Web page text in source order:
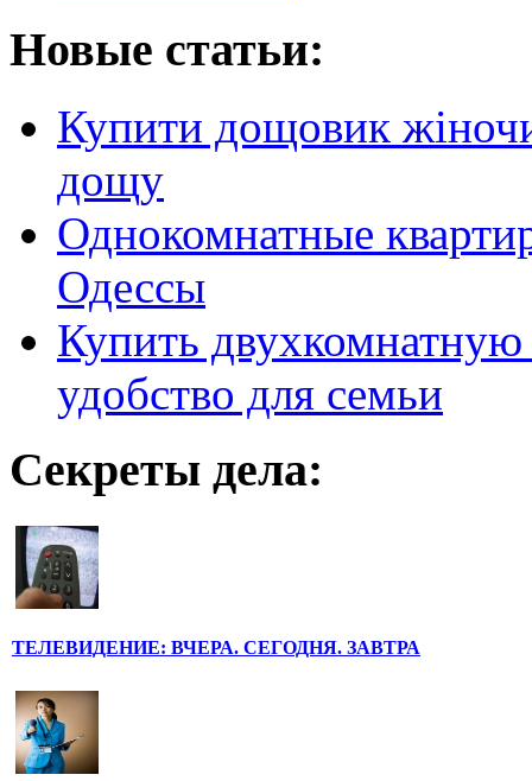
Новые статьи:
Купити дощовик
дощу
Однокомнатные
Одессы
Купить
удобство для семьи
Секреты дела:
ТЕЛЕВИДЕНИЕ: ВЧЕРА. СЕГОДНЯ. ЗАВТРА